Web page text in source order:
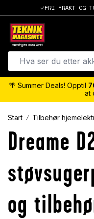
FRI FRAKT OG
🌴 Summer Deals! Opptil
at
Start Tilbehør
Dreame
og